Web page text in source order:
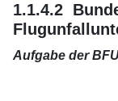
1.1.4.2
Aufgabe der